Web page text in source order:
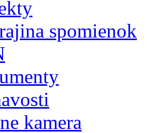
spomienok
kamera